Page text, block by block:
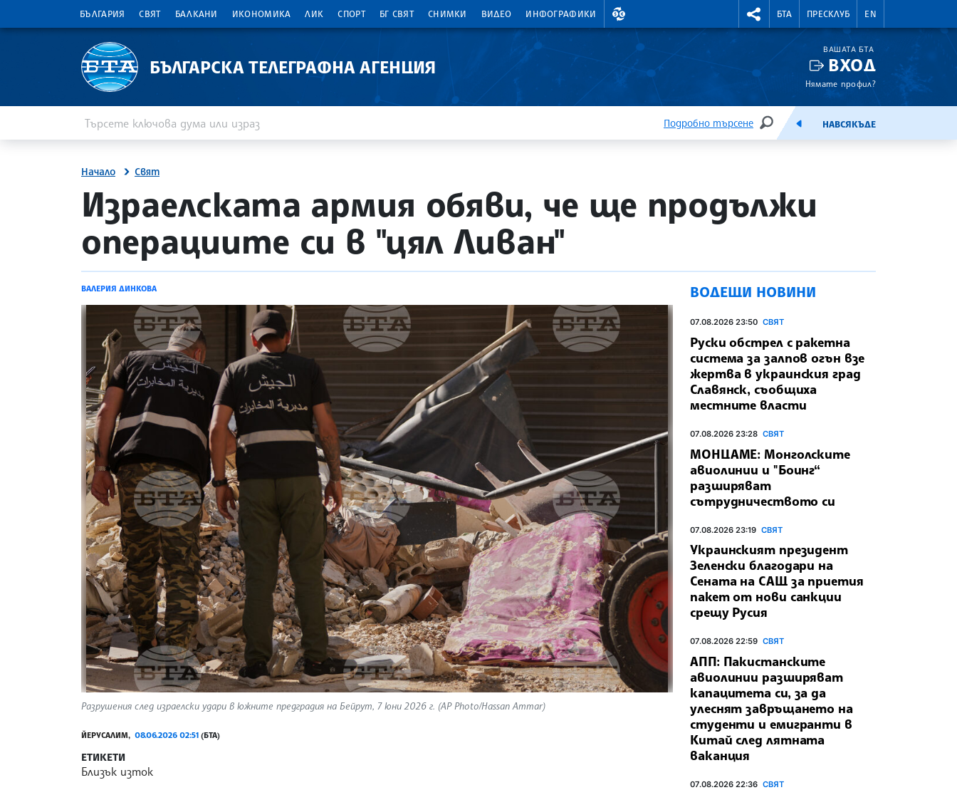
БЪЛГАРИЯ СВЯТ БАЛКАНИ ИКОНОМИКА ЛИК СПОРТ БГ СВЯТ СНИМКИ ВИДЕО ИНФОГРАФИКИ
ВАЛУТНИ КУРСОВЕ RIGHTMENU.SOCIAL
БТА ПРЕСКЛУБ EN
БЪЛГАРСКА ТЕЛЕГРАФНА АГЕНЦИЯ
ВАШАТА БТА
ВХОД
Нямате профил?
Подробно търсене
ТЪРСЕНЕЕМИСИЯНАВСЯКЪДЕ
Начало Свят
site.bta
Израелската армия обяви, че ще продължи
операциите си в "цял Ливан"
ВАЛЕРИЯ ДИНКОВА
Разрушения след израелски удари в южните предградия на Бейрут, 7 юни 2026 г. (AP Photo/Hassan Ammar)
ЙЕРУСАЛИМ, 08.06.2026 02:51 (БТА)
ЕТИКЕТИ
Близък изток
ВОДЕЩИ НОВИНИ
07.08.2026 23:50 СВЯТ
Руски обстрел с ракетна
система за залпов огън взе
жертва в украинския град
Славянск, съобщиха
местните власти
07.08.2026 23:28 СВЯТ
МОНЦАМЕ: Монголските
авиолинии и "Боинг“
разширяват
сътрудничеството си
07.08.2026 23:19 СВЯТ
Украинският президент
Зеленски благодари на
Сената на САЩ за приетия
пакет от нови санкции
срещу Русия
07.08.2026 22:59 СВЯТ
АПП: Пакистанските
авиолинии разширяват
капацитета си, за да
улеснят завръщането на
студенти и емигранти в
Китай след лятната
ваканция
07.08.2026 22:36 СВЯТ